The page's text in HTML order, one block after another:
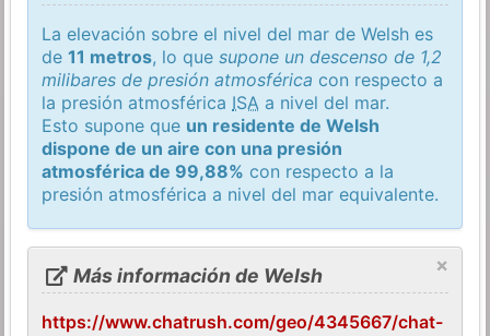
La elevación sobre el nivel del mar de Welsh es
de11 metros, lo quesupone un descenso de 1,2
milibares de presión atmosférica con respecto a
la presión atmosférica ISA a nivel del mar.
Esto supone que un residente de Welsh
dispone de un aire con una presión
atmosférica de 99,88% con respecto a la
presión atmosférica a nivel del mar equivalente.
×
Más información de Welsh
https://www.chatrush.com/geo/4345667/chat-